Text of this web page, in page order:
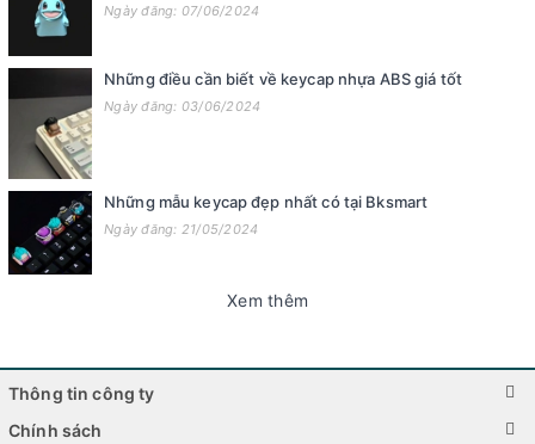
Ngày đăng: 07/06/2024
Những điều cần biết về keycap nhựa ABS giá tốt
Ngày đăng: 03/06/2024
Những mẫu keycap đẹp nhất có tại Bksmart
Ngày đăng: 21/05/2024
Xem thêm
Thông tin công ty
Chính sách